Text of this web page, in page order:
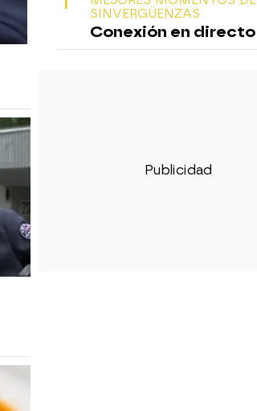
SINVERGÜENZAS
Conexión en directo